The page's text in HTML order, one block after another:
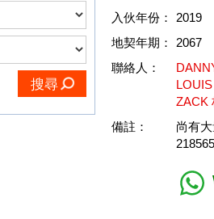
搜尋
入伙年份：
2019
地契年期：
2067
聯絡人：
ZACK
備註：
尚有